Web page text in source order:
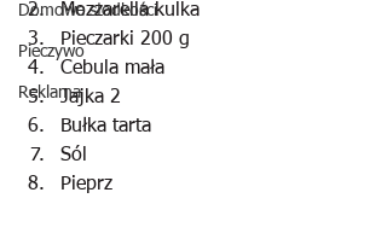
Domowe słodkości
Pieczywo
Reklama
Mozzarella kulka
Pieczarki 200 g
Cebula mała
Jajka 2
Bułka tarta
Sól
Pieprz